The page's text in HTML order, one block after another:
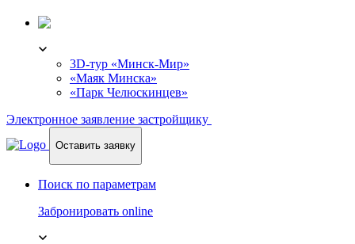
3D-тур «Минск-Мир»
«Маяк Минска»
«Парк Челюскинцев»
Электронное заявление застройщику
Оставить заявку
Поиск по параметрам
Забронировать online